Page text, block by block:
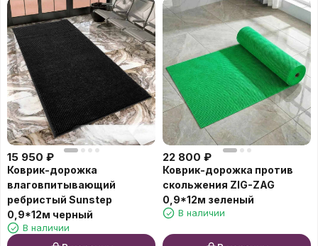
15 950 ₽
Коврик-дорожка
влаговпитывающий
ребристый Sunstep
0,9*12м черный
В наличии
22 800 ₽
Коврик-дорожка против
скольжения ZIG-ZAG
0,9*12м зеленый
В наличии